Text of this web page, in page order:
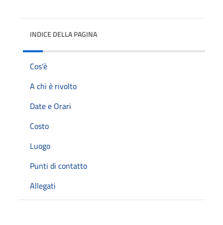
INDICE DELLA PAGINA
Cos'è
A chi è rivolto
Date e Orari
Costo
Luogo
Punti di contatto
Allegati